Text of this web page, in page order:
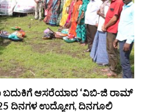
ಬದುಕಿಗೆ ಆಸರೆಯಾದ ‘ವಿಬಿ-ಜಿ ರಾಮ್
ದಿನಗಳ ಉದ್ಯೋಗ, ದಿನಗೂಲಿ